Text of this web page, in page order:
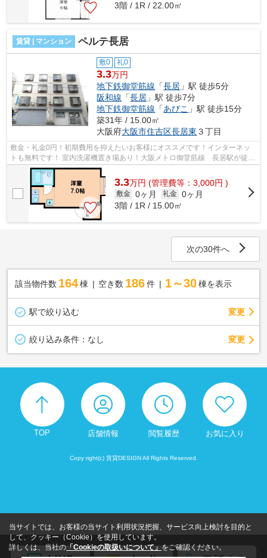
3階 / 1R / 22.00㎡
賃貸 | マンション ペルテ長居
敷0 礼0
3.3万円
地下鉄御堂筋線 「長居 」駅 徒歩5分
阪和線 「長居 」駅 徒歩7分
地下鉄御堂筋線 「あびこ 」駅 徒歩15分
築31年 / 15.00㎡
大阪府大阪市住吉区長居東 ３丁目
敷金・礼金0円！初期費用を抑えたいお客様にオススメです！インターネッ
トも無料です！ 室内洗濯機置き場あり！大阪メトロ御堂筋線 長居駅が徒歩
圏内です！ ■□■□■□■□■□■□■□■□■□■□■□...
3.3万円 (管理費等：3,000円 )
敷金 0ヶ月 礼金 0ヶ月
3階 / 1R / 15.00㎡
次の30件へ
該当物件数 164棟 空き数 186 件 1～30 棟を表示
駅で絞り込む 変更
絞り込み条件： なし 変更
TOP 店舗情報 閲覧履歴 お気に入り
Copy right(c) 賃貸DESIGN All Rights Reserved.
当サイトでは、お客様の当サイト利用状況把握、サービス向上検討を目的と
して、クッキー（Cookie）を使用しています。
詳しくは、当社の 「Cookieの取扱いについて」 をご確認ください。